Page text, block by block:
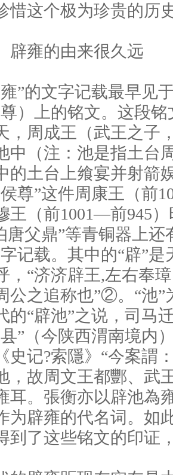
惜这个极为珍贵的历
雍的由来很久远
的文字记载最早见于
）上的铭文。这段
，周成王（武王之子
中（注：池是指土台
的土台上飨宴并射箭
尊”这件周康王（前
王（前1001—前945）
唐父鼎”等青铜器上还
记载。其中的“辟”
，“济济辟王,左右奉
公之追称也”②。“池”
的“辟池”之说，司马
”（今陕西渭南境内
史记?索隱》“今案謂
，故周文王都酆、武
耳。張衡亦以辟池為
为辟雍的代名词。如
到了这些铭文的印证